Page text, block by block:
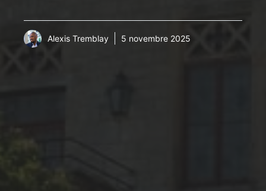
Alexis Tremblay 5 novembre 2025